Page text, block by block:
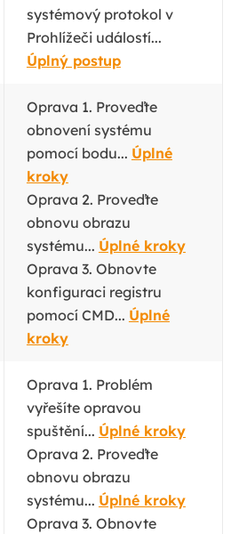
systémový protokol v
Prohlížeči událostí...
Úplný postup
Oprava 1. Proveďte
obnovení systému
pomocí bodu... Úplné
kroky
Oprava 2. Proveďte
obnovu obrazu
systému... Úplné kroky
Oprava 3. Obnovte
konfiguraci registru
pomocí CMD... Úplné
kroky
Oprava 1. Problém
vyřešíte opravou
spuštění... Úplné kroky
Oprava 2. Proveďte
obnovu obrazu
systému... Úplné kroky
Oprava 3. Obnovte